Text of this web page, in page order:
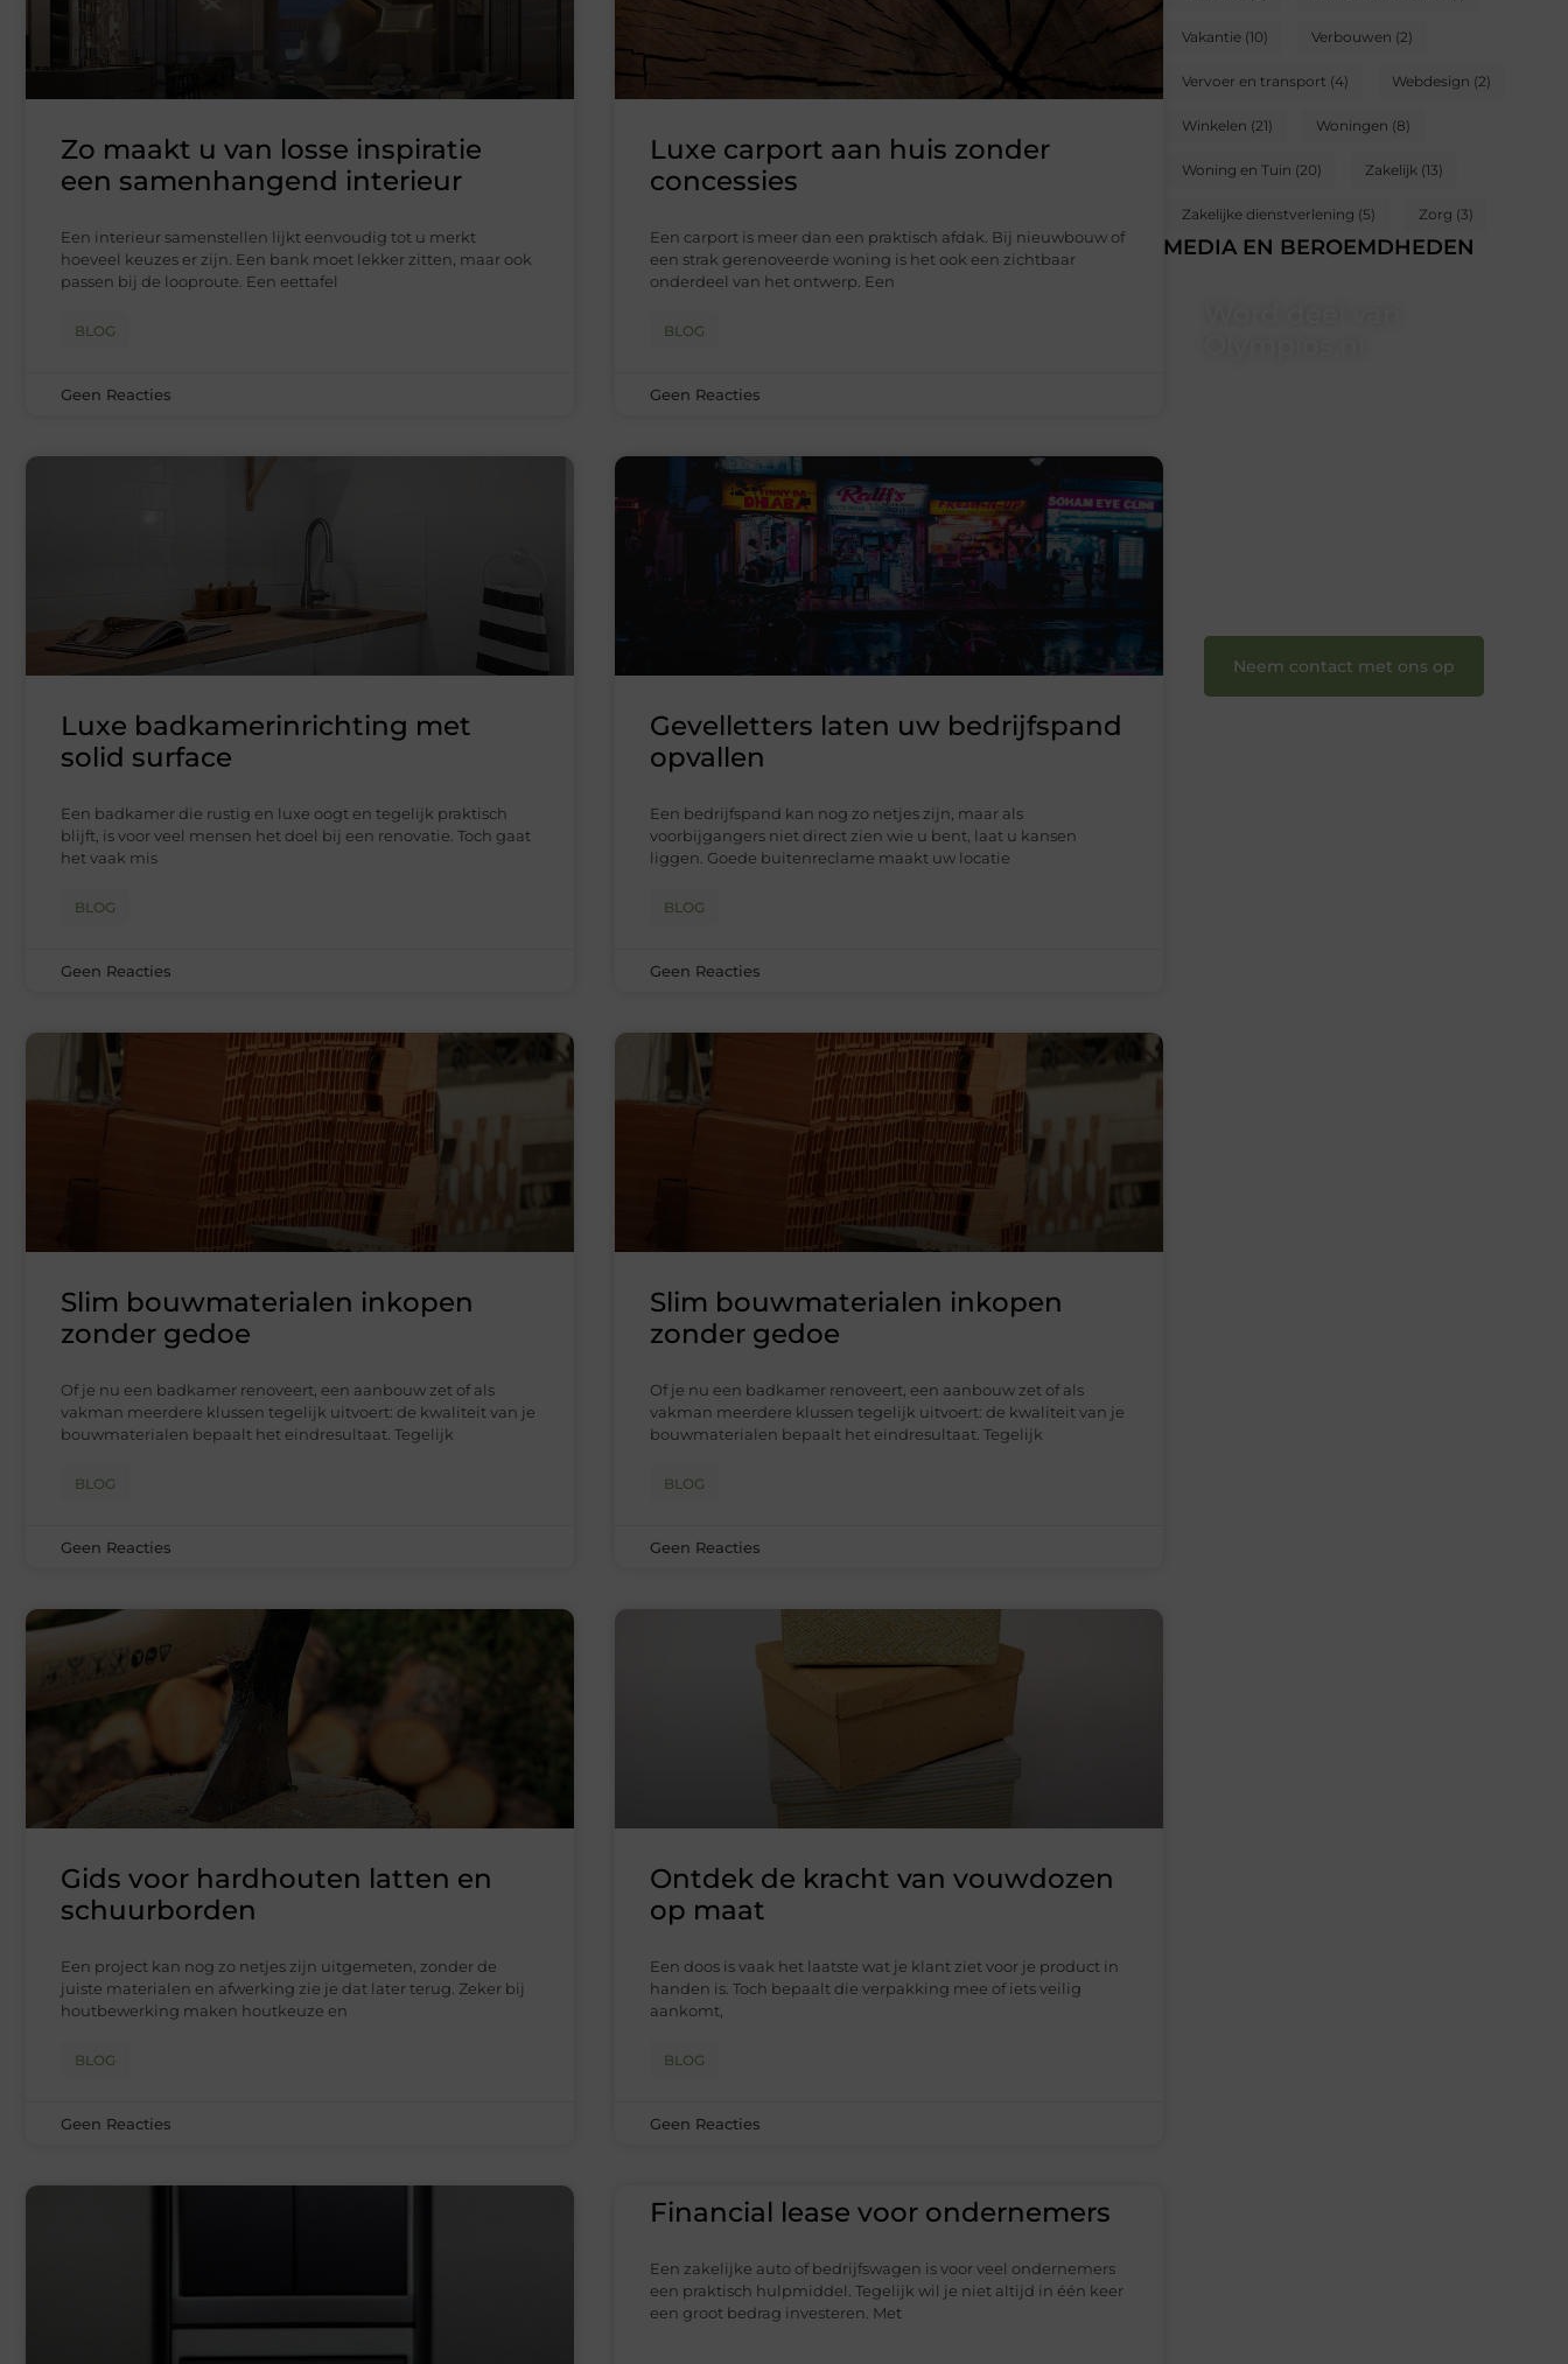
Vakantie (10) Verbouwen (2)
Vervoer en transport (4) Webdesign (2)
Winkelen (21) Woningen (8)
Woning en Tuin (20) Zakelijk (13)
Zakelijke dienstverlening (5) Zorg (3)
MEDIA EN BEROEMDHEDEN
Neem contact met ons op
Zo maakt u van losse inspiratie
een samenhangend interieur
Een interieur samenstellen lijkt eenvoudig tot u merkt
hoeveel keuzes er zijn. Een bank moet lekker zitten, maar ook
passen bij de looproute. Een eettafel
BLOG
Geen Reacties
Luxe carport aan huis zonder
concessies
Een carport is meer dan een praktisch afdak. Bij nieuwbouw of
een strak gerenoveerde woning is het ook een zichtbaar
onderdeel van het ontwerp. Een
BLOG
Geen Reacties
Luxe badkamerinrichting met
solid surface
Een badkamer die rustig en luxe oogt en tegelijk praktisch
blijft, is voor veel mensen het doel bij een renovatie. Toch gaat
het vaak mis
BLOG
Geen Reacties
Gevelletters laten uw bedrijfspand
opvallen
Een bedrijfspand kan nog zo netjes zijn, maar als
voorbijgangers niet direct zien wie u bent, laat u kansen
liggen. Goede buitenreclame maakt uw locatie
BLOG
Geen Reacties
Slim bouwmaterialen inkopen
zonder gedoe
Of je nu een badkamer renoveert, een aanbouw zet of als
vakman meerdere klussen tegelijk uitvoert: de kwaliteit van je
bouwmaterialen bepaalt het eindresultaat. Tegelijk
BLOG
Geen Reacties
Slim bouwmaterialen inkopen
zonder gedoe
Of je nu een badkamer renoveert, een aanbouw zet of als
vakman meerdere klussen tegelijk uitvoert: de kwaliteit van je
bouwmaterialen bepaalt het eindresultaat. Tegelijk
BLOG
Geen Reacties
Gids voor hardhouten latten en
schuurborden
Een project kan nog zo netjes zijn uitgemeten, zonder de
juiste materialen en afwerking zie je dat later terug. Zeker bij
houtbewerking maken houtkeuze en
BLOG
Geen Reacties
Ontdek de kracht van vouwdozen
op maat
Een doos is vaak het laatste wat je klant ziet voor je product in
handen is. Toch bepaalt die verpakking mee of iets veilig
aankomt,
BLOG
Geen Reacties
Financial lease voor ondernemers
Een zakelijke auto of bedrijfswagen is voor veel ondernemers
een praktisch hulpmiddel. Tegelijk wil je niet altijd in één keer
een groot bedrag investeren. Met